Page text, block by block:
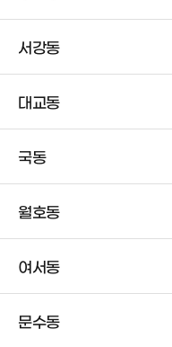
서강동
대교동
국동
월호동
여서동
문수동